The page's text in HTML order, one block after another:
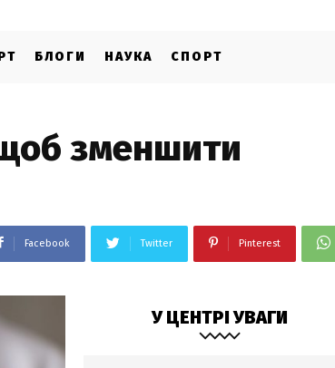
БЛОГИ НАУКА СПОРТ
зменшити
Facebook Twitter Pinterest
У ЦЕНТРІ УВАГИ